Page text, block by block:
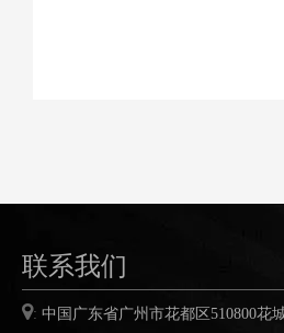
联系我们
: 中国广东省广州市花都区510800花